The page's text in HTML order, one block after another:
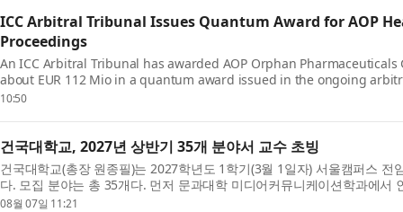
ICC Arbitral Tribunal Issues Quantum Award for AOP
Proceedings
An ICC Arbitral Tribunal has awarded AOP Orphan Pharmaceuticals
about EUR 112 Mio in a quantum award issued in the ongoing
PharmaEssentia Corp. (“PharmaEssentia”) concerning BESREMi®
10:50
건국대학교, 2027년 상반기 35개 분야서 교수 초빙
건국대학교(총장 원종필)는 2027학년도 1학기(3월 1일자) 서울캠퍼스 전
다. 모집 분야는 총 35개다. 먼저 문과대학 미디어커뮤니케이션학과에서
분야 신임 교원을 초빙하며, 문화콘텐츠학과에서는 AI ...
08월 07일 11:21